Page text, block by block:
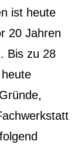
ist heute
20 Jahren
Bis zu 28